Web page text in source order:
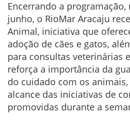
Encerrando a programação,
junho, o RioMar Aracaju
Animal, iniciativa que
adoção de cães e gatos,
para consultas veterinárias
reforça a importância da
do cuidado com os
alcance das iniciativas de
promovidas durante a